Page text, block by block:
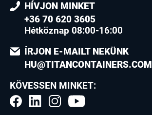
HÍVJON MINKET
+36 70 620 3605
Hétköznap 08:00-16:00
ÍRJON E-MAILT NEKÜNK
HU@TITANCONTAINERS.COM
KÖVESSEN MINKET: